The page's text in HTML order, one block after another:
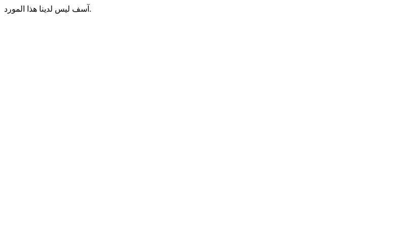
آسف ليس لدينا هذا المورد.